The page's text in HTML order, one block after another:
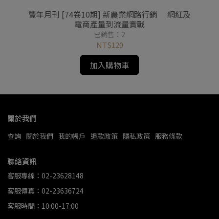
豐年月刊 [74卷10期] 新農業網路行銷 網紅及
電商產量到流量實戰
已銷售：2
NT$120
加入購物車
關於我們
查詢 關於我們 我的帳戶 退款政策 隱私政策 服務條款
聯絡資訊
客服專線：02-23628148
客服傳真：02-23636724
客服時間：10:00-17:00